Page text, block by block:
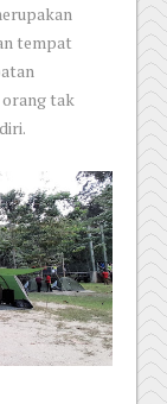
tempat
orang tak